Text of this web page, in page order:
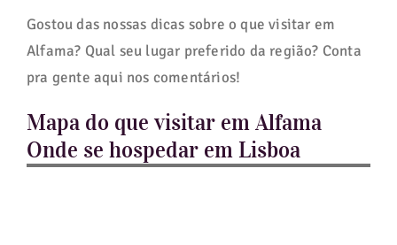
Gostou das nossas dicas sobre o que visitar em
Alfama? Qual seu lugar preferido da região? Conta
pra gente aqui nos comentários!
Mapa do que visitar em Alfama
Onde se hospedar em Lisboa